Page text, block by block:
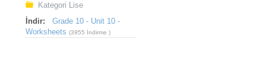
Kategori Lise
İndir:
Grade 10 - Unit 10 -
Worksheets (3955 İndirme )